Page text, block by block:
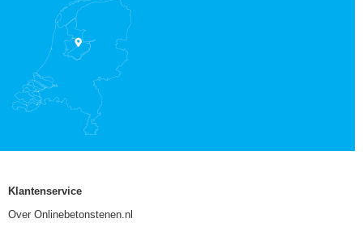
Klantenservice
Over Onlinebetonstenen.nl